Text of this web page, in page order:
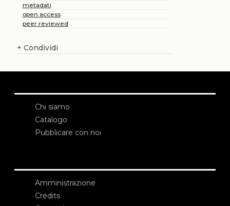
metadati
open access
peer reviewed
+ Condividi
Chi siamo
Catalogo
Pubblicare con noi
Amministrazione
Credits